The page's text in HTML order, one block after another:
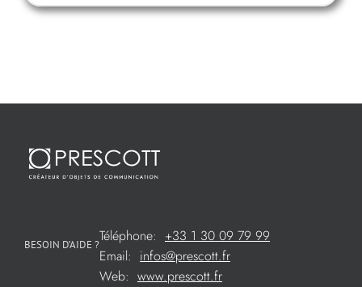
BESOIN D’AIDE ?Téléphone: +33 1 30 09 79 99
Email: infos@prescott.fr
Web: www.prescott.fr